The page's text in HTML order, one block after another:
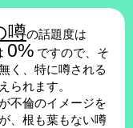
噂の話題度は
0% ですので、そ
く、特に噂される
られます。
不倫のイメージを
、根も葉もない噂